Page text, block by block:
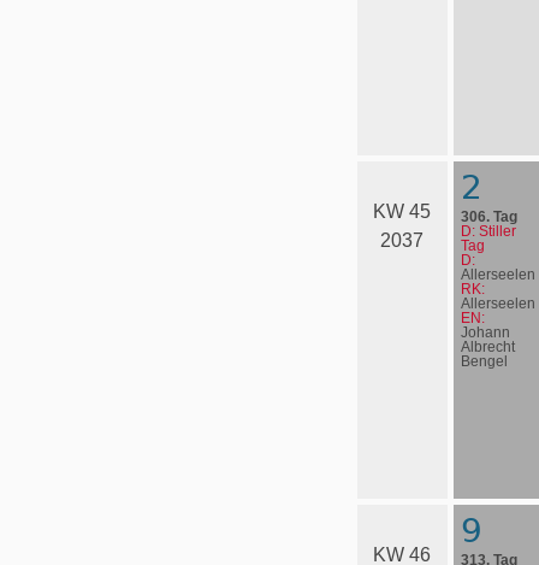
KW 45
2037
2
306. Tag
D: Stiller
Tag
D:
Allerseelen
RK:
Allerseelen
EN:
Johann
Albrecht
Bengel
KW 46
9
313. Tag